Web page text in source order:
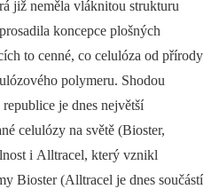
již neměla vláknitou strukturu
koncepce plošných
to cenné, co celulóza od přírody
polymeru. Shodou
je dnes největší
celulózy na světě (Bioster,
i Alltracel, který vznikl
Bioster (Alltracel je dnes součástí